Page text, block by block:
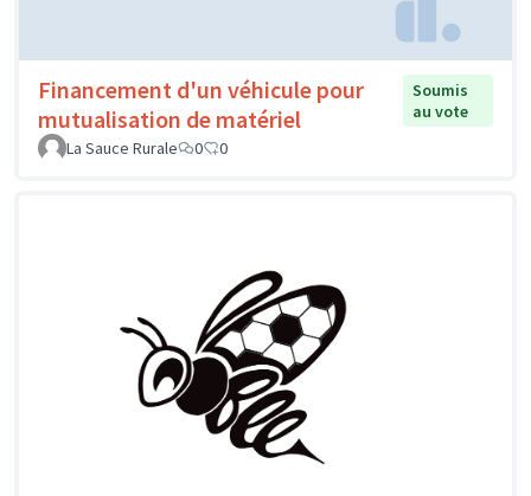
Financement d'un véhicule pour
mutualisation de matériel
Soumis
au vote
La Sauce Rurale
0 0